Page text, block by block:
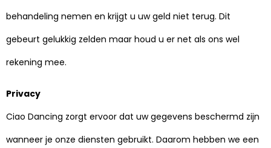
behandeling nemen en krijgt u uw geld niet terug. Dit
gebeurt gelukkig zelden maar houd u er net als ons wel
rekening mee.
Privacy
Ciao Dancing zorgt ervoor dat uw gegevens beschermd zijn
wanneer je onze diensten gebruikt. Daarom hebben we een